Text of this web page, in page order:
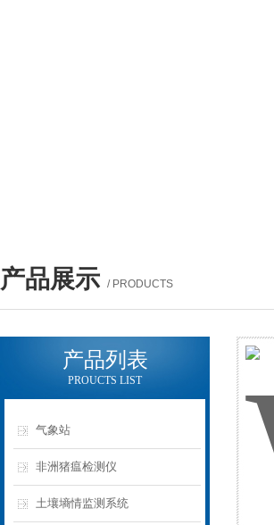
产品展示 / PRODUCTS
产品列表
PROUCTS LIST
气象站
非洲猪瘟检测仪
土壤墒情监测系统